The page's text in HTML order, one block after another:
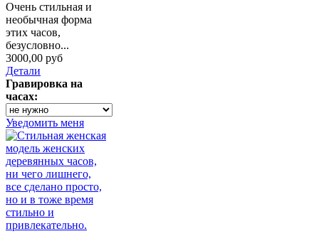
Очень стильная и
необычная форма
этих часов,
безусловно...
3000,00 руб
Детали
Гравировка на
часах:
Уведомить меня